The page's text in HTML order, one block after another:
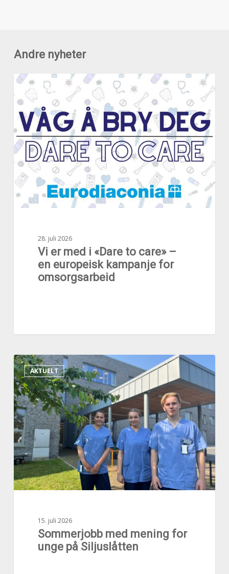
Andre nyheter
AKTUELT
Vi
er
med
«Dare
to
care»
en
europeisk
omsorgsarbeid
28. juli 2026
Vi er med i «Dare to care» –
en europeisk kampanje for
omsorgsarbeid
AKTUELT
Sommerjobb
med
mening
for
unge
på
Siljuslåtten
15. juli 2026
Sommerjobb med mening for
unge på Siljuslåtten